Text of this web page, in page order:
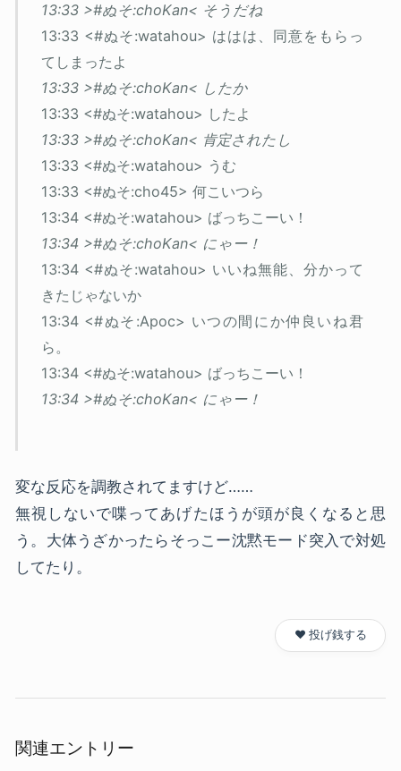
13:33 >#ぬそ:choKan< そうだね
13:33 <#ぬそ:watahou> ははは、同意をもらっ
てしまったよ
13:33 >#ぬそ:choKan< したか
13:33 <#ぬそ:watahou> したよ
13:33 >#ぬそ:choKan< 肯定されたし
13:33 <#ぬそ:watahou> うむ
13:33 <#ぬそ:cho45> 何こいつら
13:34 <#ぬそ:watahou> ばっちこーい！
13:34 >#ぬそ:choKan< にゃー！
13:34 <#ぬそ:watahou> いいね無能、分かって
きたじゃないか
13:34 <#ぬそ:Apoc> いつの間にか仲良いね君
ら。
13:34 <#ぬそ:watahou> ばっちこーい！
13:34 >#ぬそ:choKan< にゃー！
変な反応を調教されてますけど……
無視しないで喋ってあげたほうが頭が良くなると思
う。大体うざかったらそっこー沈黙モード突入で対処
してたり。
❤️ 投げ銭する
関連エントリー